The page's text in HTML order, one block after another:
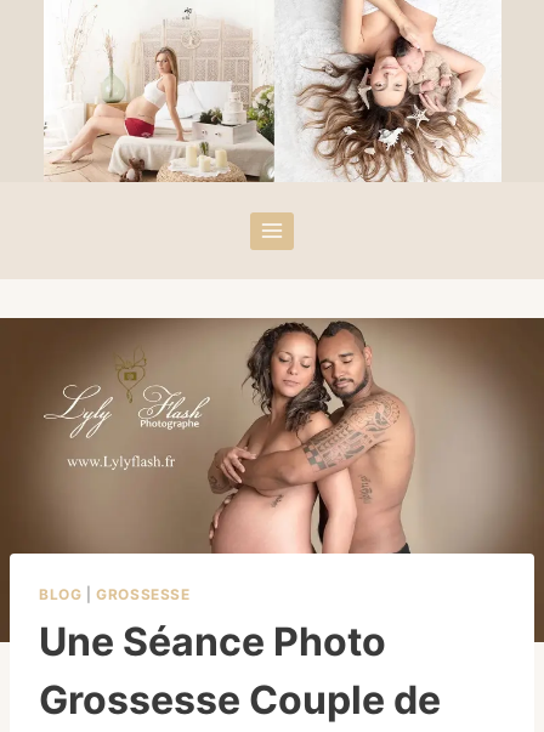
BLOG |GROSSESSE
Une Séance Photo
Grossesse Couple de